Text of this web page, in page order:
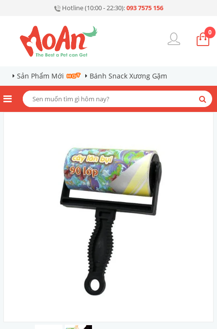
Hotline (10:00 - 22:30):093 7575 156
0
Sản Phẩm Mới Bánh Snack Xương Gặm